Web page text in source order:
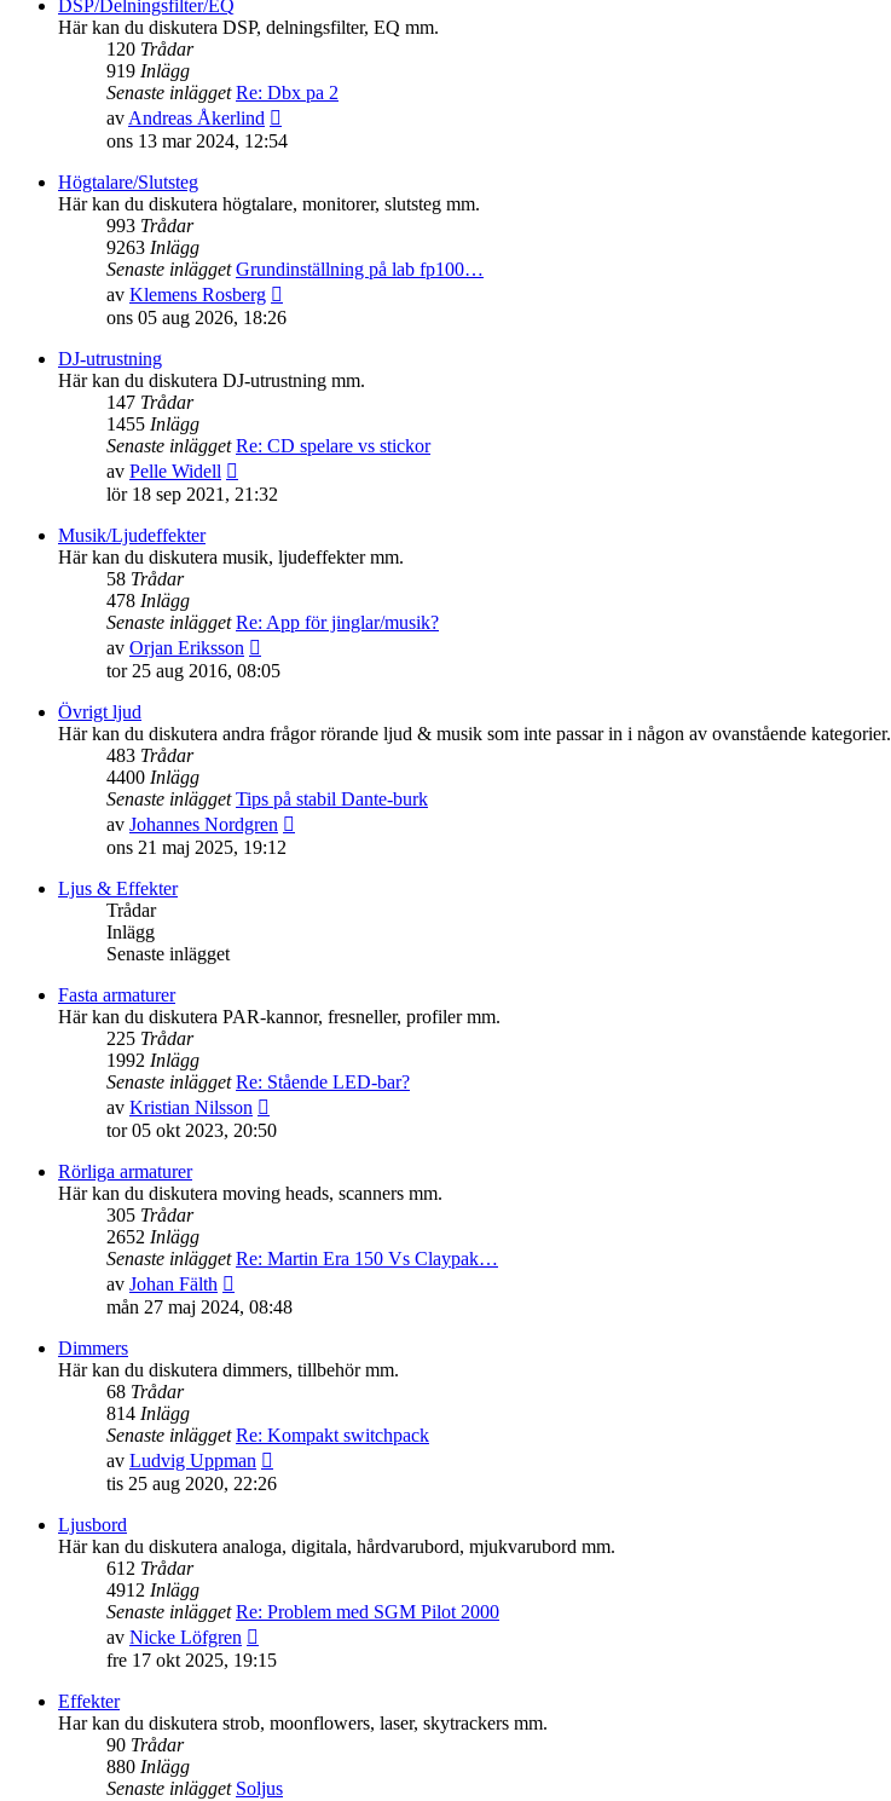
inlägget
DSP/Delningsfilter/EQ
Här kan du diskutera DSP, delningsfilter, EQ mm.
120 Trådar
919 Inlägg
Senaste inlägget Re: Dbx pa 2
av Andreas Åkerlind
till
inlägget
ons 13 mar 2024, 12:54
Högtalare/Slutsteg
Här kan du diskutera högtalare, monitorer, slutsteg mm.
993 Trådar
9263 Inlägg
Senaste inlägget Grundinställning på lab fp100…
av Klemens Rosberg
till
inlägget
ons 05 aug 2026, 18:26
DJ-utrustning
Här kan du diskutera DJ-utrustning mm.
147 Trådar
1455 Inlägg
Senaste inlägget Re: CD spelare vs stickor
av Pelle Widell
till
inlägget
lör 18 sep 2021, 21:32
Musik/Ljudeffekter
Här kan du diskutera musik, ljudeffekter mm.
58 Trådar
478 Inlägg
Senaste inlägget Re: App för jinglar/musik?
av Orjan Eriksson
till
inlägget
tor 25 aug 2016, 08:05
Övrigt ljud
Här kan du diskutera andra frågor rörande ljud & musik som inte passar in i någon av ovanstående kategorier.
483 Trådar
4400 Inlägg
Senaste inlägget Tips på stabil Dante-burk
av Johannes Nordgren
ons 21 maj 2025, 19:12
Ljus & Effekter
Trådar
Inlägg
Senaste inlägget
Fasta armaturer
Här kan du diskutera PAR-kannor, fresneller, profiler mm.
225 Trådar
1992 Inlägg
Senaste inlägget Re: Stående LED-bar?
av Kristian Nilsson
till
inlägget
tor 05 okt 2023, 20:50
Rörliga armaturer
Här kan du diskutera moving heads, scanners mm.
305 Trådar
2652 Inlägg
Senaste inlägget Re: Martin Era 150 Vs Claypak…
av Johan Fälth
till
det
inlägget
mån 27 maj 2024, 08:48
Dimmers
Här kan du diskutera dimmers, tillbehör mm.
68 Trådar
814 Inlägg
Senaste inlägget Re: Kompakt switchpack
av Ludvig Uppman
till
inlägget
tis 25 aug 2020, 22:26
Ljusbord
Här kan du diskutera analoga, digitala, hårdvarubord, mjukvarubord mm.
612 Trådar
4912 Inlägg
Senaste inlägget Re: Problem med SGM Pilot 2000
av Nicke Löfgren
till
inlägget
fre 17 okt 2025, 19:15
Effekter
Har kan du diskutera strob, moonflowers, laser, skytrackers mm.
90 Trådar
880 Inlägg
Senaste inlägget Soljus